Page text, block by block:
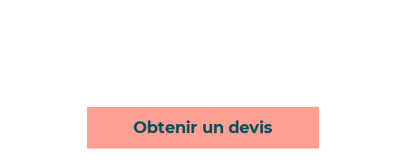
Obtenir un devis